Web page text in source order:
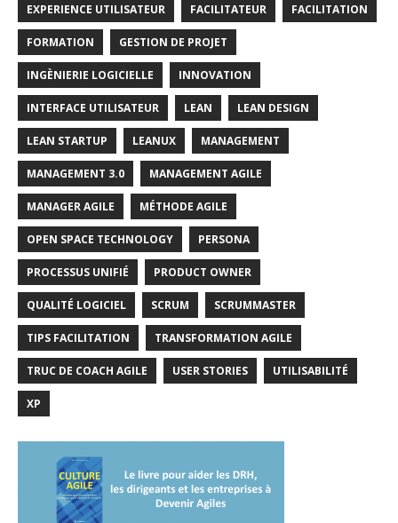
EXPERIENCE UTILISATEUR FACILITATEUR FACILITATION
FORMATION GESTION DE PROJET
INGÈNIERIE LOGICIELLE INNOVATION
INTERFACE UTILISATEUR LEAN LEAN DESIGN
LEAN STARTUP LEANUX MANAGEMENT
MANAGEMENT 3.0 MANAGEMENT AGILE
MANAGER AGILE MÉTHODE AGILE
OPEN SPACE TECHNOLOGY PERSONA
PROCESSUS UNIFIÉ PRODUCT OWNER
QUALITÉ LOGICIEL SCRUM SCRUMMASTER
TIPS FACILITATION TRANSFORMATION AGILE
TRUC DE COACH AGILE USER STORIES UTILISABILITÉ
XP